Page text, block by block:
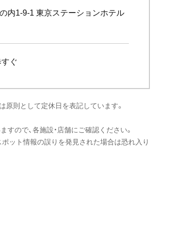
内1-9-1 東京ステーションホテル
ぐ
原則として定休日を表記しています。
すので、各施設・店舗にご確認ください。
ット情報の誤りを発見された場合は恐れ入り